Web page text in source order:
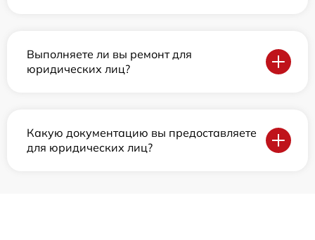
Выполняете ли вы ремонт для
юридических лиц?
Какую документацию вы предоставляете
для юридических лиц?